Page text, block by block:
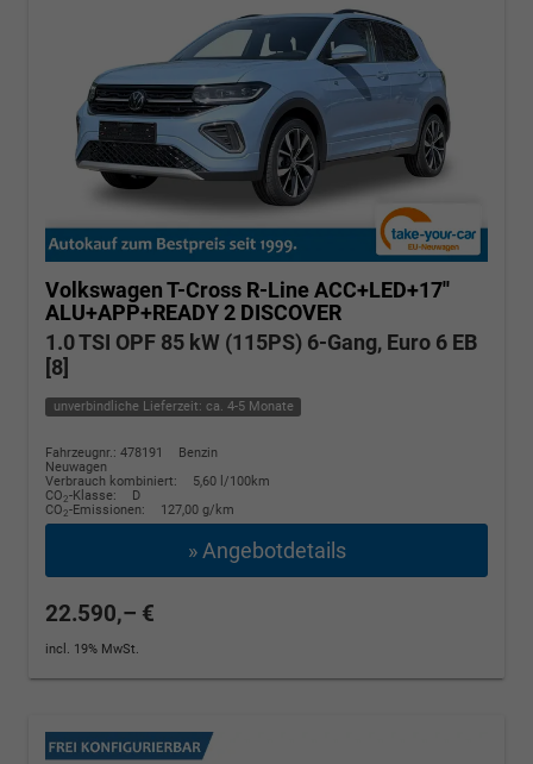
Volkswagen T-Cross R-Line ACC+LED+17''
ALU+APP+READY 2 DISCOVER
1.0 TSI OPF 85 kW (115PS) 6-Gang, Euro 6 EB
[8]
unverbindliche Lieferzeit: ca. 4-5 Monate
Fahrzeugnr.: 478191
Benzin
Neuwagen
Verbrauch kombiniert:
5,60 l/100km
CO2-Klasse:
D
CO2-Emissionen: 127,00 g/km
» Angebotdetails
22.590,– €
incl. 19% MwSt.